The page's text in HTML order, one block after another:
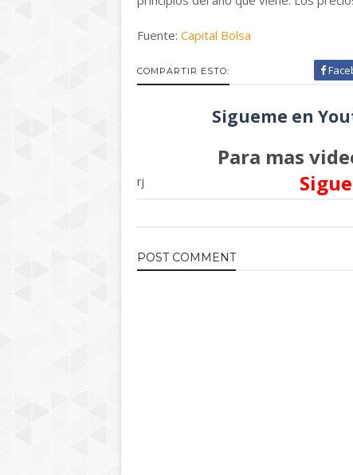
Fuente: Capital Bolsa
COMPARTIR ESTO:
Sigueme en
Para mas
rj
POST COMMENT